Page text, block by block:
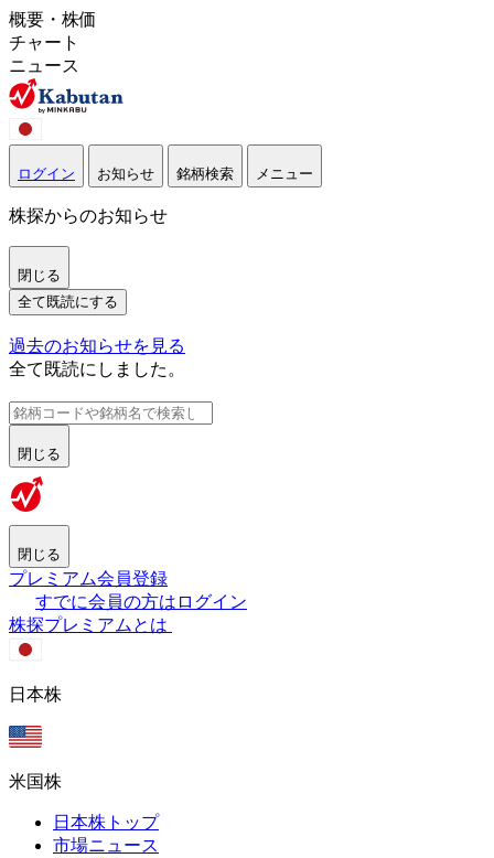
概要・株価
チャート
ニュース
ログイン お知らせ 銘柄検索 メニュー
株探からのお知らせ
閉じる
全て既読にする
過去のお知らせを見る
全て既読にしました。
閉じる
閉じる
プレミアム会員登録
すでに会員の方はログイン
株探プレミアムとは
日本株
米国株
日本株トップ
市場ニュース